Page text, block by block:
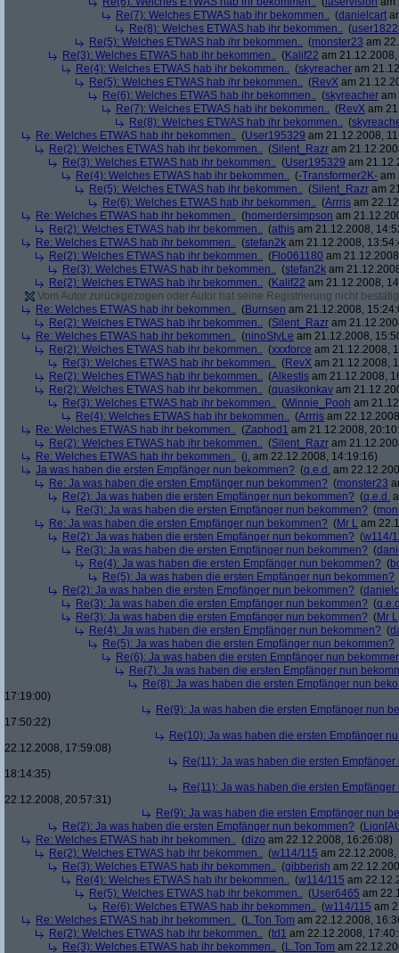
Re(7): Welches ETWAS hab ihr bekommen.. (danielcart
Re(8): Welches ETWAS hab ihr bekommen.. (
Re(5): Welches ETWAS hab ihr bekommen.. (monster23 am
Re(3): Welches ETWAS hab ihr bekommen.. (Kalif22 am
Re(4): Welches ETWAS hab ihr bekommen.. (skyreacher am
Re(5): Welches ETWAS hab ihr bekommen.. (RevX am
Re(6): Welches ETWAS hab ihr bekommen.. (skyreacher am
Re(7): Welches ETWAS hab ihr bekommen.. (RevX am
Re(8): Welches ETWAS hab ihr bekommen.. (
Re: Welches ETWAS hab ihr bekommen.. (User195329 am 21.12.2008,
Re(2): Welches ETWAS hab ihr bekommen.. (Silent_Razr am
Re(3): Welches ETWAS hab ihr bekommen.. (User195329 am
Re(4): Welches ETWAS hab ihr bekommen.. (-Transformer2K- am
Re(5): Welches ETWAS hab ihr bekommen.. (Silent_Razr am
Re(6): Welches ETWAS hab ihr bekommen.. (Arrris am
Re: Welches ETWAS hab ihr bekommen.. (homerdersimpson am
Re(2): Welches ETWAS hab ihr bekommen.. (athis am 21.12.2008,
Re: Welches ETWAS hab ihr bekommen.. (stefan2k am 21.12.2008,
Re(2): Welches ETWAS hab ihr bekommen.. (Flo061180 am
Re(3): Welches ETWAS hab ihr bekommen.. (stefan2k am
Re(2): Welches ETWAS hab ihr bekommen.. (Kalif22 am 21.12.2008,
Vom Autor zurückgezogen oder Autor hat seine Registrierung nicht
Re: Welches ETWAS hab ihr bekommen.. (Burnsen am 21.12.2008,
Re(2): Welches ETWAS hab ihr bekommen.. (Silent_Razr am
Re: Welches ETWAS hab ihr bekommen.. (ninoStyLe am 21.12.2008,
Re(2): Welches ETWAS hab ihr bekommen.. (xxxforce am 21.12.2008,
Re(3): Welches ETWAS hab ihr bekommen.. (RevX am 21.12.2008,
Re(2): Welches ETWAS hab ihr bekommen.. (Alkestis am 21.12.2008,
Re(2): Welches ETWAS hab ihr bekommen.. (quasikonkav am
Re(3): Welches ETWAS hab ihr bekommen.. (Winnie_Pooh am
Re(4): Welches ETWAS hab ihr bekommen.. (Arrris am
Re: Welches ETWAS hab ihr bekommen.. (Zaphod1 am 21.12.2008,
Re(2): Welches ETWAS hab ihr bekommen.. (Silent_Razr am
Re: Welches ETWAS hab ihr bekommen.. (j. am 22.12.2008, 14:19:16)
Ja was haben die ersten Empfänger nun bekommen? (q.e.d. am
Re: Ja was haben die ersten Empfänger nun bekommen? (monster23
Re(2): Ja was haben die ersten Empfänger nun bekommen? (q.e.d.
Re(3): Ja was haben die ersten Empfänger nun bekommen? (
Re: Ja was haben die ersten Empfänger nun bekommen? (Mr L am
Re(2): Ja was haben die ersten Empfänger nun bekommen? (w114/
Re(3): Ja was haben die ersten Empfänger nun bekommen? (
Re(4): Ja was haben die ersten Empfänger nun bekommen? (
Re(5): Ja was haben die ersten Empfänger nun bekommen?
Re(2): Ja was haben die ersten Empfänger nun bekommen? (
Re(3): Ja was haben die ersten Empfänger nun bekommen? (
Re(3): Ja was haben die ersten Empfänger nun bekommen? (Mr L
Re(4): Ja was haben die ersten Empfänger nun bekommen? (
Re(5): Ja was haben die ersten Empfänger nun bekommen?
Re(6): Ja was haben die ersten Empfänger nun
Re(7): Ja was haben die ersten Empfänger nun
Re(8): Ja was haben die ersten Empfänger nun
17:19:00)
Re(9): Ja was haben die ersten Empfänger nun
17:50:22)
Re(10): Ja was haben die ersten Empfänger
22.12.2008, 17:59:08)
Re(11): Ja was haben die ersten
18:14:35)
Re(11): Ja was haben die ersten
22.12.2008, 20:57:31)
Re(9): Ja was haben die ersten Empfänger nun
Re(2): Ja was haben die ersten Empfänger nun bekommen? (
Re: Welches ETWAS hab ihr bekommen.. (dizo am 22.12.2008, 16:26:08)
Re(2): Welches ETWAS hab ihr bekommen.. (w114/115 am
Re(3): Welches ETWAS hab ihr bekommen.. (gibberish am
Re(4): Welches ETWAS hab ihr bekommen.. (w114/115 am
Re(5): Welches ETWAS hab ihr bekommen.. (User6465 am
Re(6): Welches ETWAS hab ihr bekommen.. (w114/115 am
Re: Welches ETWAS hab ihr bekommen.. (L.Ton Tom am 22.12.2008,
Re(2): Welches ETWAS hab ihr bekommen.. (td1 am 22.12.2008,
Re(3): Welches ETWAS hab ihr bekommen.. (L.Ton Tom am